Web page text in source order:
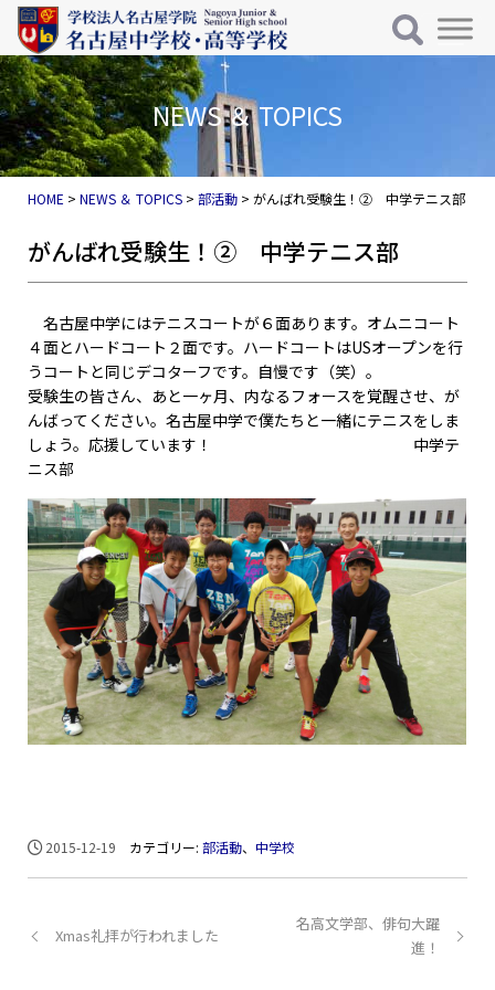
コンテンツへスキップ
メインナビゲーション
NEWS ＆ TOPICS
HOME >NEWS ＆ TOPICS >部活動 >がんばれ受験生！② 中学テニス部
がんばれ受験生！② 中学テニス部
名古屋中学にはテニスコートが６面あります。オムニコート
４面とハードコート２面です。ハードコートはUSオープンを行
うコートと同じデコターフです。自慢です（笑）。
受験生の皆さん、あと一ヶ月、内なるフォースを覚醒させ、が
んばってください。名古屋中学で僕たちと一緒にテニスをしま
しょう。応援しています！ 中学テ
ニス部
2015-12-19 カテゴリー:部活動、中学校
Xmas礼拝が行われました
名高文学部、俳句大躍
進！